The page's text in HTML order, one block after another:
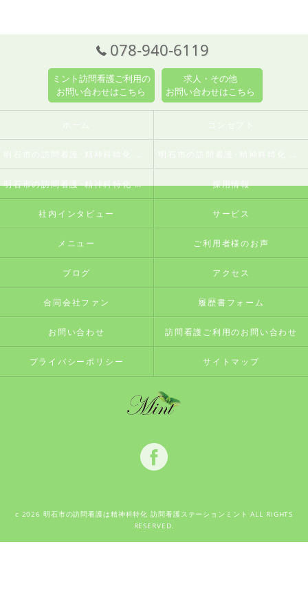
078-940-6119
ミント訪問看護ご利用の
お問い合わせはこちら
求人・その他
お問い合わせはこちら
明石市の訪問看護･精神科特化 訪問看護ステーションミントのお客様の声 採用情報
社内インタビュー サービス
メニュー ご利用者様のお声
ブログ アクセス
合同会社ファン 履歴書フォーム
お問い合わせ 訪問看護ご利用のお問い合わせ
プライバシーポリシー サイトマップ
c 2026 明石市の訪問看護は精神科特化 訪問看護ステーションミント ALL RIGHTS
RESERVED.